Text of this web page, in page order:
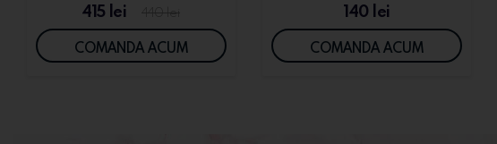
415 lei
COMANDA ACUM
140 lei
COMANDA ACUM